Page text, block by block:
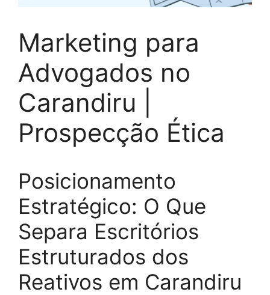
Marketing para
Advogados no
Carandiru |
Prospecção Ética
Posicionamento
Estratégico: O Que
Separa Escritórios
Estruturados dos
Reativos em Carandiru